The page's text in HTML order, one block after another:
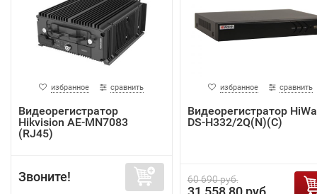
избранное сравнить
Видеорегистратор
Hikvision AE-MN7083
(RJ45)
Звоните!
избранное сравнить
Видеорегистратор
DS-H332/2Q(N)(C)
60 690 руб.